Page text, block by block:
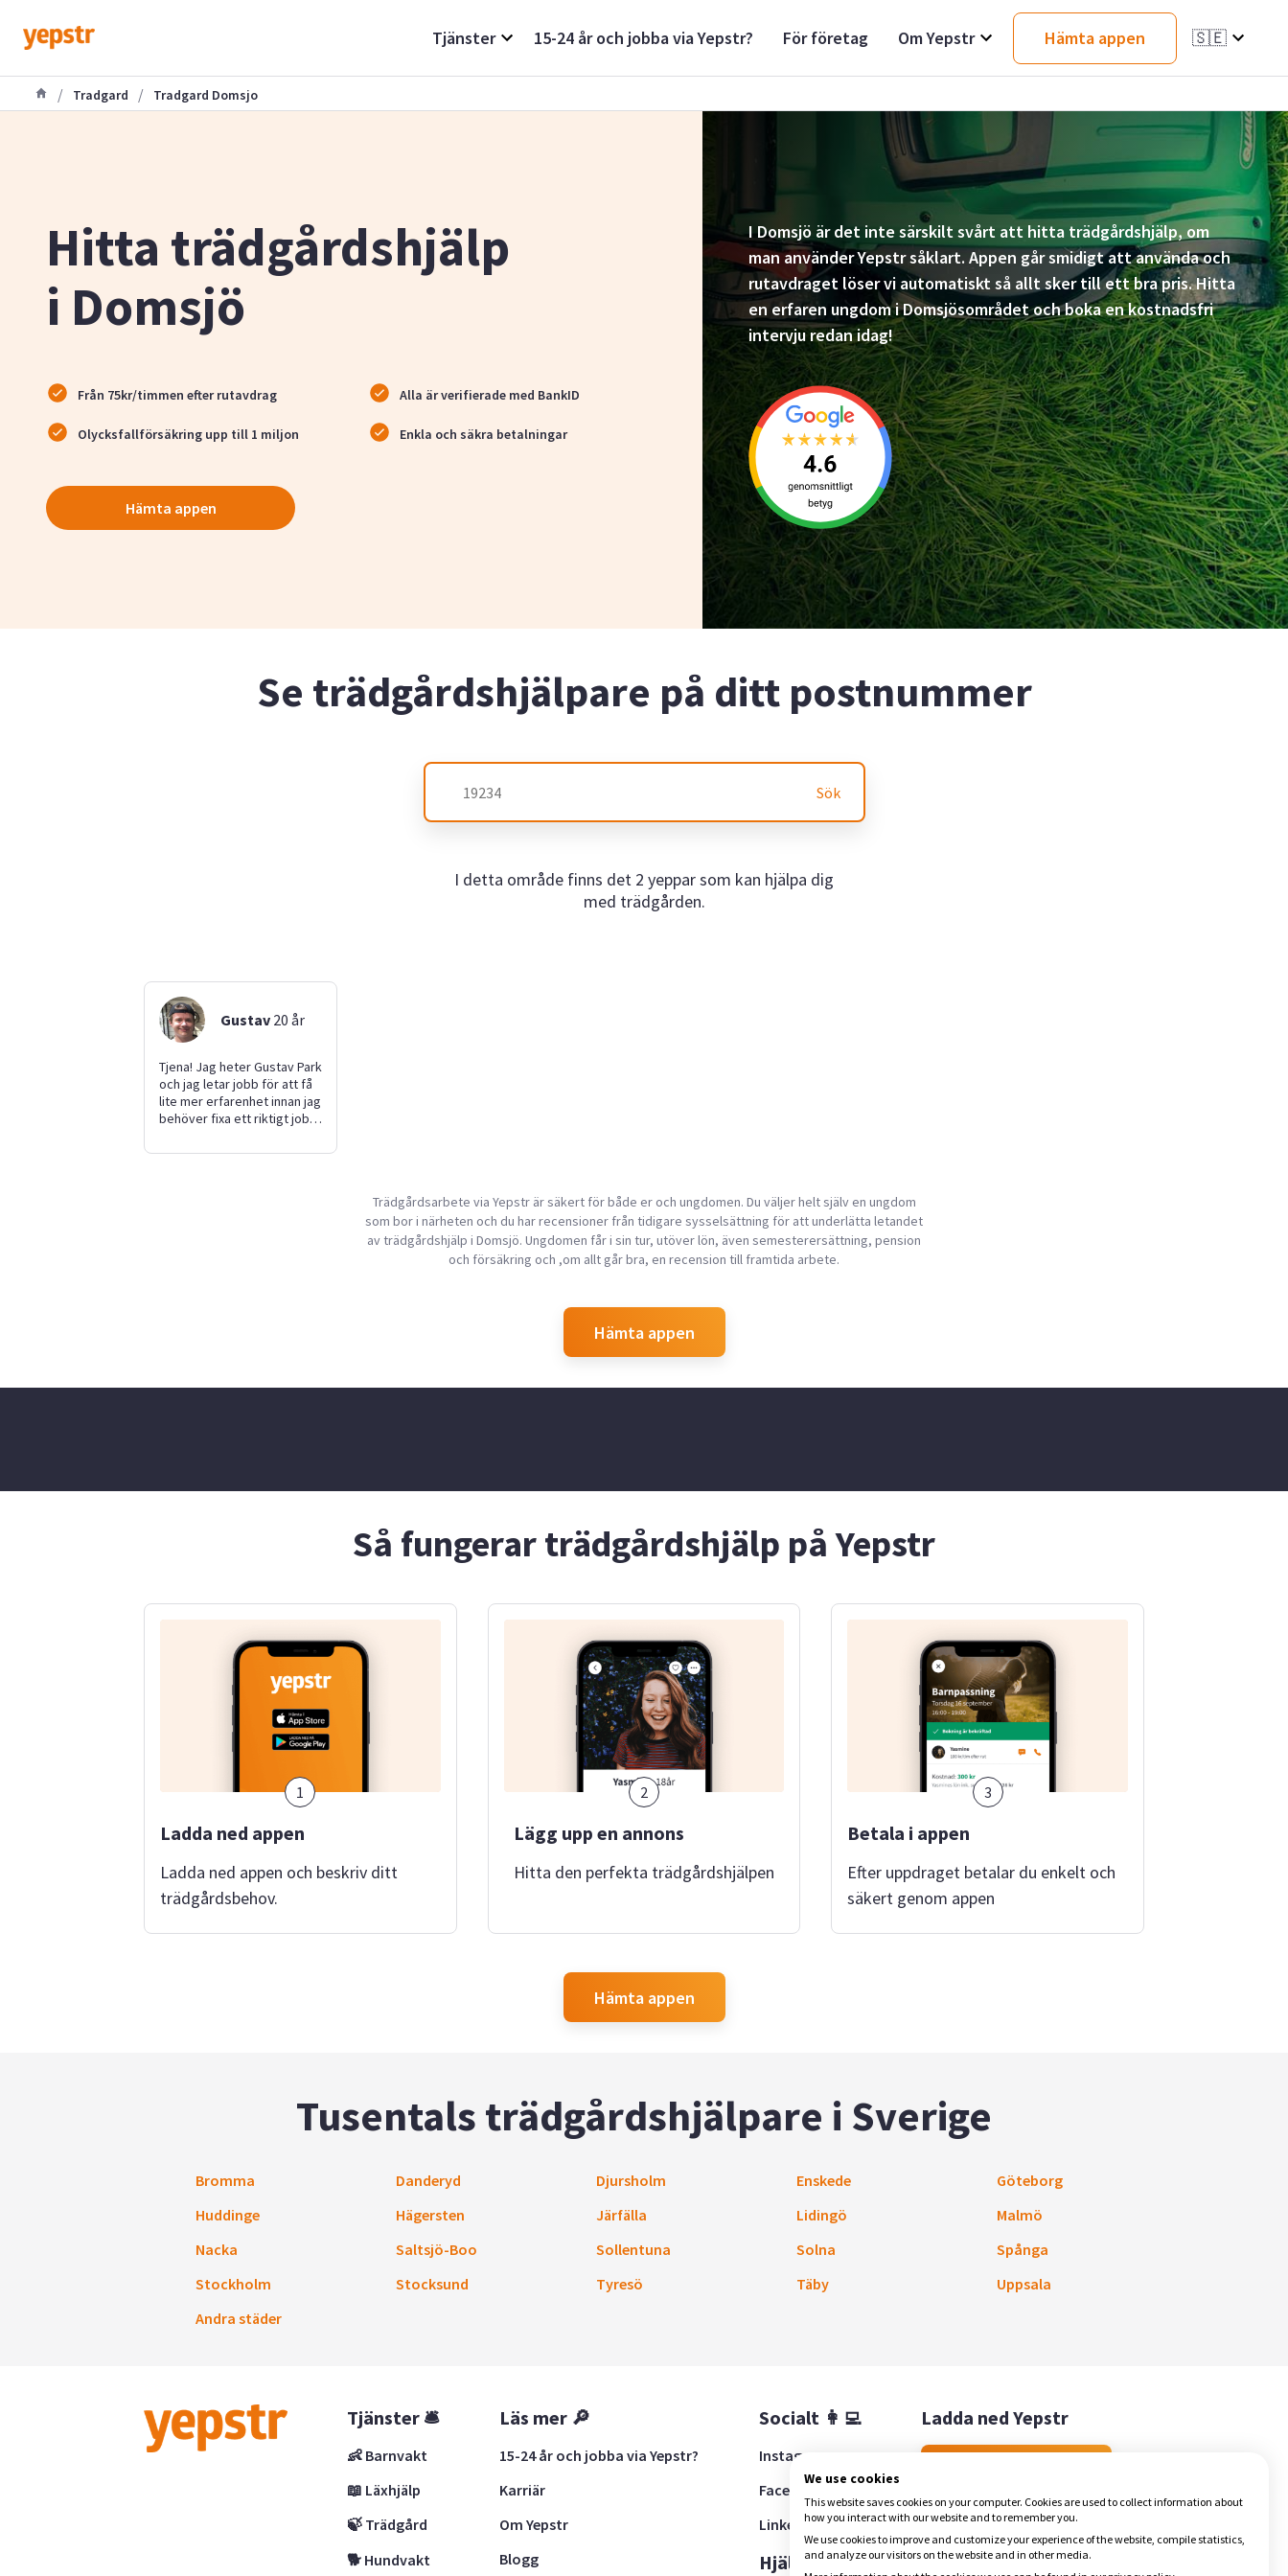
Tjänster 15-24 år och jobba via Yepstr? För företag Om Yepstr Hämta appen 🇸🇪
/ Tradgard / Tradgard Domsjo
Hitta trädgårdshjälp
i Domsjö
Från 75kr/timmen efter rutavdrag Alla är verifierade med BankID
Olycksfallförsäkring upp till 1 miljon Enkla och säkra betalningar
Hämta appen
I Domsjö är det inte särskilt svårt att hitta trädgårdshjälp, om
man använder Yepstr såklart. Appen går smidigt att använda och
rutavdraget löser vi automatiskt så allt sker till ett bra pris. Hitta
en erfaren ungdom i Domsjösområdet och boka en kostnadsfri
intervju redan idag!
Se trädgårdshjälpare på ditt postnummer
Sök
I detta område finns det 2 yeppar som kan hjälpa dig
med trädgården.
Gustav 20 år
Tjena! Jag heter Gustav Park
och jag letar jobb för att få
lite mer erfarenhet innan jag
behöver fixa ett riktigt jobb.
sporter som till exempelvis
Trädgårdsarbete via Yepstr är säkert för både er och ungdomen. Du väljer helt själv en ungdom
som bor i närheten och du har recensioner från tidigare sysselsättning för att underlätta letandet
av trädgårdshjälp i Domsjö. Ungdomen får i sin tur, utöver lön, även semesterersättning, pension
och försäkring och ,om allt går bra, en recension till framtida arbete.
Hämta appen
Så fungerar trädgårdshjälp på Yepstr
1
Ladda ned appen
Ladda ned appen och beskriv ditt
trädgårdsbehov.
2
Lägg upp en annons
Hitta den perfekta trädgårdshjälpen
3
Betala i appen
Efter uppdraget betalar du enkelt och
säkert genom appen
Hämta appen
Tusentals trädgårdshjälpare i Sverige
Bromma Danderyd Djursholm Enskede
Göteborg
Huddinge
Hägersten Järfälla Lidingö
Malmö
Nacka
Saltsjö-Boo Sollentuna Solna
Spånga
Stockholm
Stocksund Tyresö Täby
Uppsala
Andra städer
Tjänster 🛎
👶 Barnvakt
📖 Läxhjälp
🍃 Trädgård
🐕 Hundvakt
Läs mer 🔎
15-24 år och jobba via Yepstr?
Karriär
Om Yepstr
Blogg
Socialt 👩‍💻
Instagram
Facebook
LinkedIn
Hjälp 🚨
Ladda ned Yepstr
We use cookies
This website saves cookies on your computer. Cookies are used to collect information about
how you interact with our website and to remember you.
We use cookies to improve and customize your experience of the website, compile statistics,
and analyze our visitors on the website and in other media.